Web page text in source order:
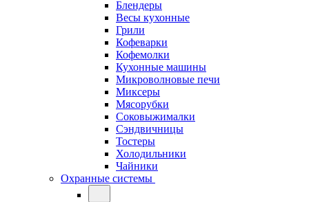
Блендеры
Весы кухонные
Грили
Кофеварки
Кофемолки
Кухонные машины
Микроволновые печи
Миксеры
Мясорубки
Соковыжималки
Сэндвичницы
Тостеры
Холодильники
Чайники
Охранные системы